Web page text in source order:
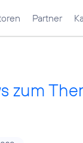
Partner
zum